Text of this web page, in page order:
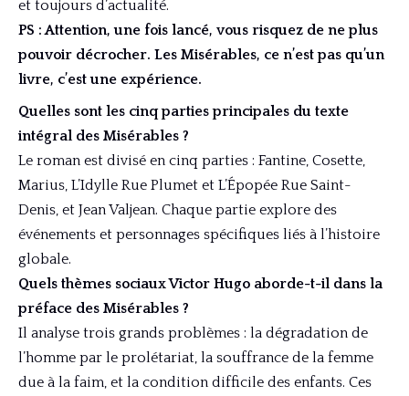
et toujours d’actualité.
PS : Attention, une fois lancé, vous risquez de ne plus
pouvoir décrocher. Les Misérables, ce n’est pas qu’un
livre, c’est une expérience.
Quelles sont les cinq parties principales du texte
intégral des Misérables ?
Le roman est divisé en cinq parties : Fantine, Cosette,
Marius, L’Idylle Rue Plumet et L’Épopée Rue Saint-
Denis, et Jean Valjean. Chaque partie explore des
événements et personnages spécifiques liés à l’histoire
globale.
Quels thèmes sociaux Victor Hugo aborde-t-il dans la
préface des Misérables ?
Il analyse trois grands problèmes : la dégradation de
l’homme par le prolétariat, la souffrance de la femme
due à la faim, et la condition difficile des enfants. Ces